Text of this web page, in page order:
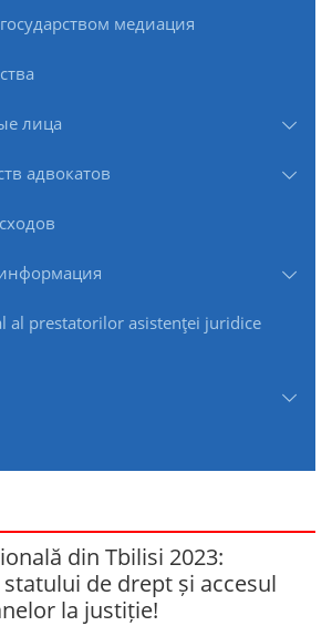
медиация
лица
адвокатов
al prestatorilor asistenţei juridice
din Tbilisi 2023:
de drept și accesul
la justiție!